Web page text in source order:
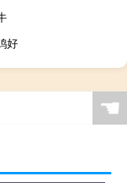
好
☚